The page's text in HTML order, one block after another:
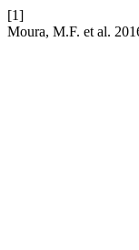
[1]
Moura, M.F. et al.